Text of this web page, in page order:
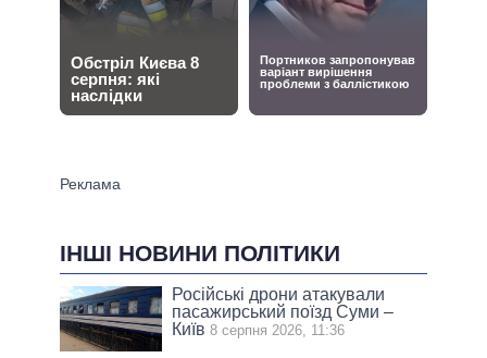
ІНШІ НОВИНИ ПОЛІТИКИ
Російські дрони атакували
пасажирський поїзд Суми –
Київ 8 серпня 2026, 11:36